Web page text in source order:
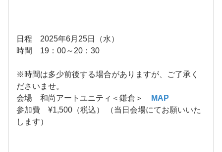
日程 2025年6月25日（水）
時間 19：00～20：30
※時間は多少前後する場合がありますが、ご了承く
ださいませ。
会場 和尚アートユニティ＜鎌倉＞
MAP
参加費 ¥1,500（税込） （当日会場にてお願いいた
します）